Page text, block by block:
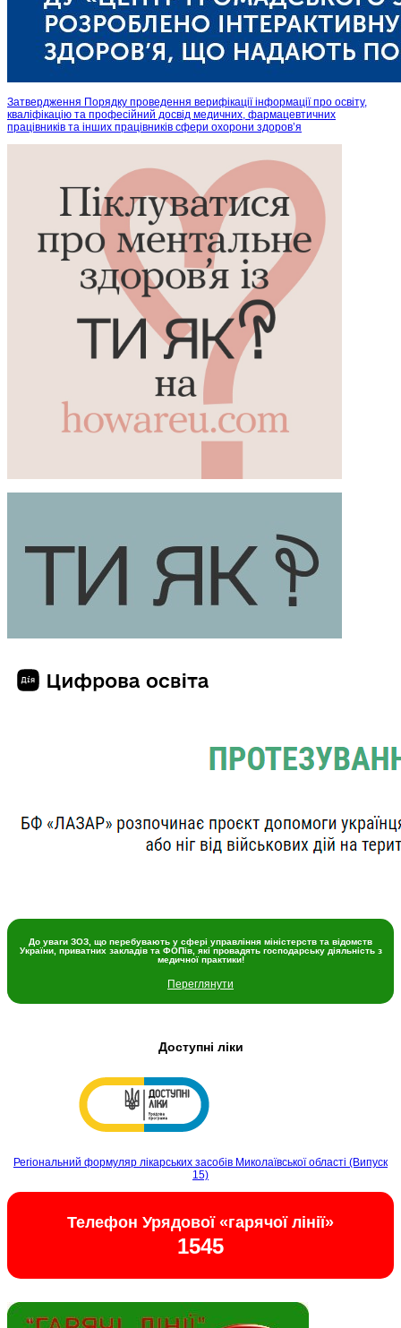
Затвердження Порядку проведення верифікації інформації про освіту,
кваліфікацію та професійний досвід медичних, фармацевтичних
працівників та інших працівників сфери охорони здоров’я
До уваги ЗОЗ, що перебувають у сфері управління міністерств та відомств
України, приватних закладів та ФОПів, які провадять господарську діяльність з
медичної практики!
Переглянути
Доступні ліки
Регіональний формуляр лікарських засобів Миколаївської області (Випуск
15)
Телефон Урядової «гарячої лінії»
1545